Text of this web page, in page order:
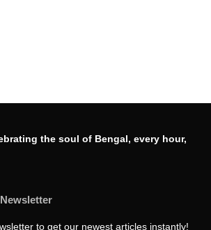
the soul of Bengal, every hour,
to get our newest articles instantly!